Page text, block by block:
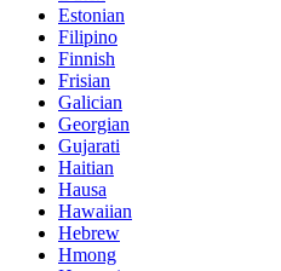
Estonian
Filipino
Finnish
Frisian
Galician
Georgian
Gujarati
Haitian
Hausa
Hawaiian
Hebrew
Hmong